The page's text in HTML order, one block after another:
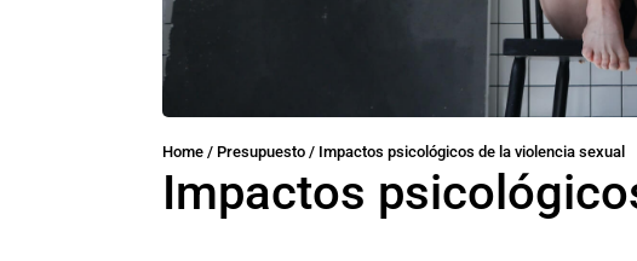
Home / Presupuesto / Impactos psicológicos de la violencia sexual
Impactos